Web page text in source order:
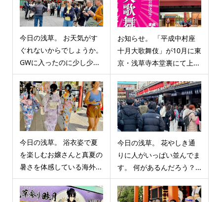
今日の浅草。 お天気がす
ぐれないからでしょうか。
GWに入ったのに少し少...
お知らせ。 「平成中村座
十月大歌舞伎」が10月に東
京・浅草寺本堂裏にて上...
今日の浅草。 浴衣姿で夏
を楽しむお嬢さんと真夏の
暑さを体感している海外...
今日の浅草。 花やしき通
りに人がいっぱい並んでま
す。 何があるんだろう？...